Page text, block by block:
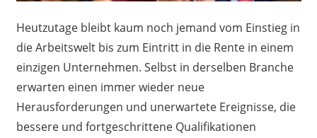
Heutzutage bleibt kaum noch jemand vom Einstieg in
die Arbeitswelt bis zum Eintritt in die Rente in einem
einzigen Unternehmen. Selbst in derselben Branche
erwarten einen immer wieder neue
Herausforderungen und unerwartete Ereignisse, die
bessere und fortgeschrittene Qualifikationen